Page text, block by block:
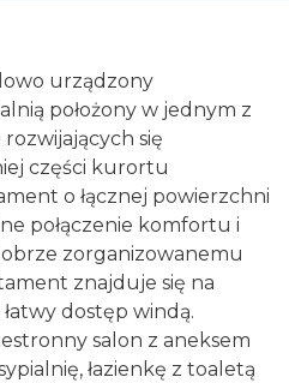
urządzony
położony w jednym z
się
części kurortu
o łącznej powierzchni
połączenie komfortu i
zorganizowanemu
znajduje się na
dostęp windą.
salon z aneksem
łazienkę z toaletą